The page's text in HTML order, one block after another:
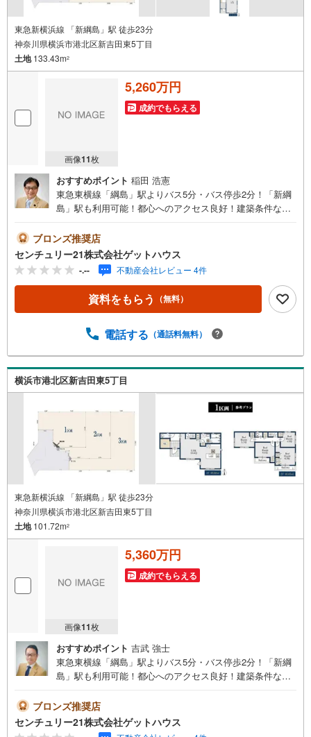
東急新横浜線 「新綱島」駅 徒歩23分
神奈川県横浜市港北区新吉田東5丁目
土地133.43m2
画像11枚
5,260万円
成約でもらえる
おすすめポイント 稲田 浩憲
東急東横線「綱島」駅よりバス5分・バス停歩2分！「新綱
島」駅も利用可能！都心へのアクセス良好！建築条件な
アで穏やかな住環境です！3区画●土地面積:133.43平米●建
築条件なし●第一種低住居専用地域●都市ガス●建築プラン
有■■安心と信頼の「センチュリー21ゲットハウス」にお任
せ下さい■■東横線「綱島」駅徒歩1分！夜は20:30まで営業
しておりますのでお仕事帰りもお立ち寄りいただけます
よ！～～・～～・～～・～～・～～・～～お客様のご要望
らいいの？●条件に合った物件をチョイスして欲しい●賃貸
か知りたい～～・～～・～～・～～・～～・～～・不動産
購入には様々な「？」に遭遇します将来に関わる大きなお
買い物になりますのでライフプランのアドバイスやご提案
もさせていただきます！急なご依頼も大歓迎！スピーディ
ーに対応いたします！
ブロンズ推奨店
センチュリー21株式会社ゲットハウス
-.-- 不動産会社レビュー 4件
資料をもらう （無料）
電話する （通話料無料）
横浜市港北区新吉田東5丁目
東急新横浜線 「新綱島」駅 徒歩23分
神奈川県横浜市港北区新吉田東5丁目
土地101.72m2
画像11枚
5,360万円
成約でもらえる
おすすめポイント 吉武 強士
東急東横線「綱島」駅よりバス5分・バス停歩2分！「新綱
島」駅も利用可能！都心へのアクセス良好！建築条件な
アで穏やかな住環境です！●土地面積:101.72平米●建築条件
なし●第一種低住居専用地域●都市ガス●建築プラン有■■安
心と信頼の「センチュリー21ゲットハウス」にお任せ下さ
ブロンズ推奨店
センチュリー21株式会社ゲットハウス